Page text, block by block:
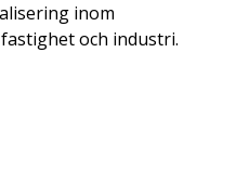
inom
och industri.